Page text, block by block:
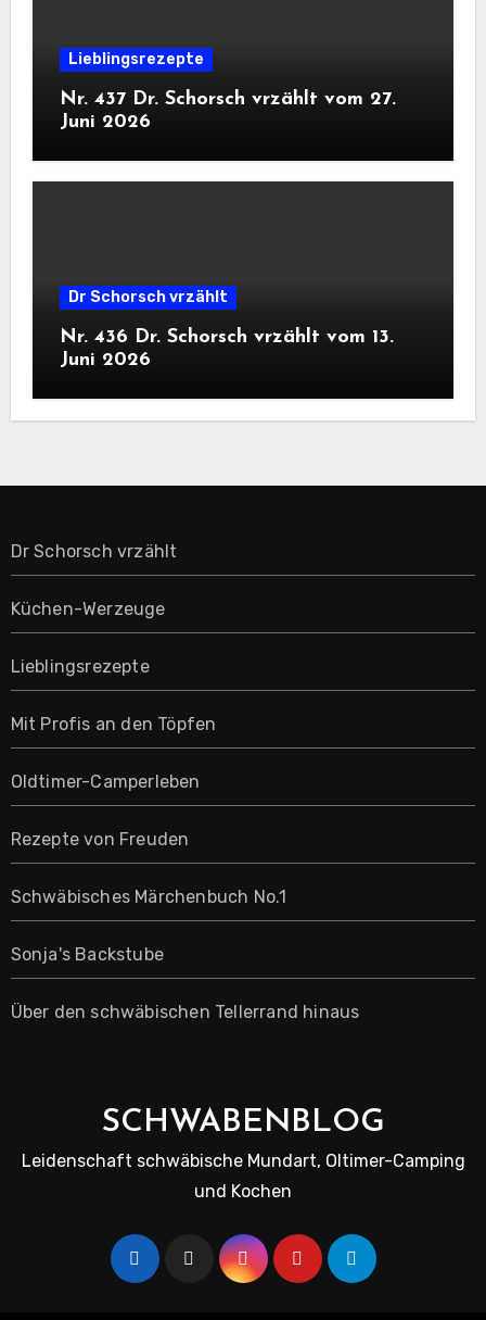
Lieblingsrezepte
Nr. 437 Dr. Schorsch vrzählt vom 27.
Juni 2026
Dr Schorsch vrzählt
Nr. 436 Dr. Schorsch vrzählt vom 13.
Juni 2026
Dr Schorsch vrzählt
Küchen-Werzeuge
Lieblingsrezepte
Mit Profis an den Töpfen
Oldtimer-Camperleben
Rezepte von Freuden
Schwäbisches Märchenbuch No.1
Sonja's Backstube
Über den schwäbischen Tellerrand hinaus
SCHWABENBLOG
Leidenschaft schwäbische Mundart, Oltimer-Camping
und Kochen